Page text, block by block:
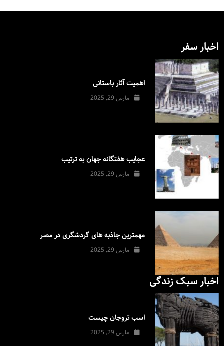
اخبار سفر
اهمیت آثار باستانی
مارس 29, 2025
عجایب هفتگانه جهان به ترتیب
مارس 29, 2025
مهمترین جاذبه های گردشگری در مصر
مارس 29, 2025
اخبار سبک زندگی
اسب تروجان چیست
مارس 29, 2025